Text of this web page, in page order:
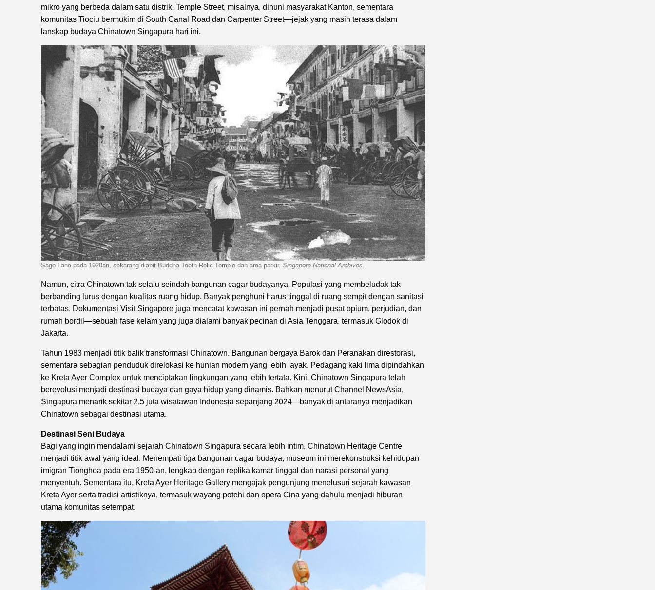
mikro yang berbeda dalam satu distrik. Temple Street, misalnya, dihuni masyarakat Kanton, sementara
komunitas Tiociu bermukim di South Canal Road dan Carpenter Street—jejak yang masih terasa dalam
lanskap budaya Chinatown Singapura hari ini.
Sago Lane pada 1920an, sekarang diapit Buddha Tooth Relic Temple dan area parkir. Singapore National Archives.
Namun, citra Chinatown tak selalu seindah bangunan cagar budayanya. Populasi yang membeludak tak
berbanding lurus dengan kualitas ruang hidup. Banyak penghuni harus tinggal di ruang sempit dengan sanitasi
terbatas. Dokumentasi Visit Singapore juga mencatat kawasan ini pernah menjadi pusat opium, perjudian, dan
rumah bordil—sebuah fase kelam yang juga dialami banyak pecinan di Asia Tenggara, termasuk Glodok di
Jakarta.
Tahun 1983 menjadi titik balik transformasi Chinatown. Bangunan bergaya Barok dan Peranakan direstorasi,
sementara sebagian penduduk direlokasi ke hunian modern yang lebih layak. Pedagang kaki lima dipindahkan
ke Kreta Ayer Complex untuk menciptakan lingkungan yang lebih tertata. Kini, Chinatown Singapura telah
berevolusi menjadi destinasi budaya dan gaya hidup yang dinamis. Bahkan menurut Channel NewsAsia,
Singapura menarik sekitar 2,5 juta wisatawan Indonesia sepanjang 2024—banyak di antaranya menjadikan
Chinatown sebagai destinasi utama.
Destinasi Seni Budaya
Bagi yang ingin mendalami sejarah Chinatown Singapura secara lebih intim, Chinatown Heritage Centre
menjadi titik awal yang ideal. Menempati tiga bangunan cagar budaya, museum ini merekonstruksi kehidupan
imigran Tionghoa pada era 1950-an, lengkap dengan replika kamar tinggal dan narasi personal yang
menyentuh. Sementara itu, Kreta Ayer Heritage Gallery mengajak pengunjung menelusuri sejarah kawasan
Kreta Ayer serta tradisi artistiknya, termasuk wayang potehi dan opera Cina yang dahulu menjadi hiburan
utama komunitas setempat.